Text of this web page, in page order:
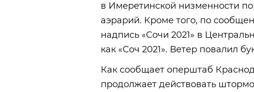
в Имеретинской низменности
аэрарий. Кроме того, по
надпись «Сочи 2021» в
как «Соч 2021». Ветер повалил
Как сообщает оперштаб
продолжает действовать